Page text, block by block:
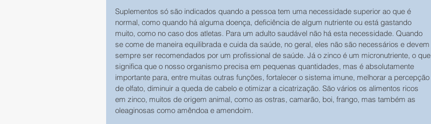
Suplementos só são indicados quando a pessoa tem uma necessidade superior ao que é
normal, como quando há alguma doença, deficiência de algum nutriente ou está gastando
muito, como no caso dos atletas. Para um adulto saudável não há esta necessidade. Quando
se come de maneira equilibrada e cuida da saúde, no geral, eles não são necessários e devem
sempre ser recomendados por um profissional de saúde. Já o zinco é um micronutriente, o que
significa que o nosso organismo precisa em pequenas quantidades, mas é absolutamente
importante para, entre muitas outras funções, fortalecer o sistema imune, melhorar a percepção
de olfato, diminuir a queda de cabelo e otimizar a cicatrização. São vários os alimentos ricos
em zinco, muitos de origem animal, como as ostras, camarão, boi, frango, mas também as
oleaginosas como amêndoa e amendoim.